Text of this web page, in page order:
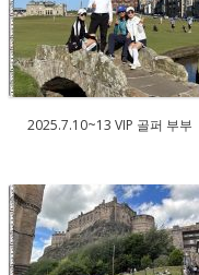
2025.7.10~13 VIP 골퍼 부부